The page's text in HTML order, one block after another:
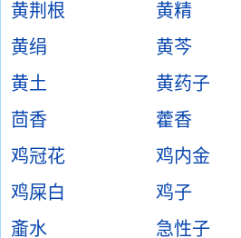
黄荆根
黄精
黄绢
黄芩
黄土
黄药子
茴香
藿香
鸡冠花
鸡内金
鸡屎白
鸡子
齑水
急性子